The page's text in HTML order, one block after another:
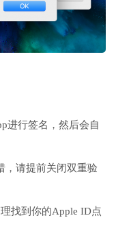
进行签名，然后会自
，请提前关闭双重验
找到你的Apple ID点